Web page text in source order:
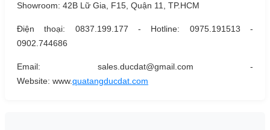
Showroom: 42B Lữ Gia, F15, Quận 11, TP.HCM
Điện thoại: 0837.199.177 - Hotline: 0975.191513 -
0902.744686
Email: sales.ducdat@gmail.com -
Website: www.quatangducdat.com